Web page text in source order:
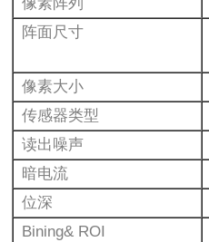
阵面尺寸
像素大小
传感器类型
读出噪声
暗电流
位深
Bining& ROI